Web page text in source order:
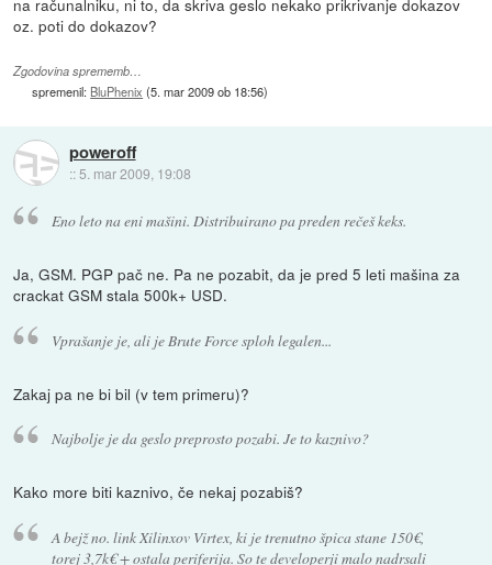
na računalniku, ni to, da skriva geslo nekako prikrivanje dokazov
oz. poti do dokazov?
Zgodovina sprememb…
spremenil: BluPhenix (5. mar 2009 ob 18:56)
poweroff
:: 5. mar 2009, 19:08
Eno leto na eni mašini. Distribuirano pa preden rečeš keks.
Ja, GSM. PGP pač ne. Pa ne pozabit, da je pred 5 leti mašina za
crackat GSM stala 500k+ USD.
Vprašanje je, ali je Brute Force sploh legalen...
Zakaj pa ne bi bil (v tem primeru)?
Najbolje je da geslo preprosto pozabi. Je to kaznivo?
Kako more biti kaznivo, če nekaj pozabiš?
A bejž no. link Xilinxov Virtex, ki je trenutno špica stane 150€,
torej 3,7k€ + ostala periferija. So te developerji malo nadrsali